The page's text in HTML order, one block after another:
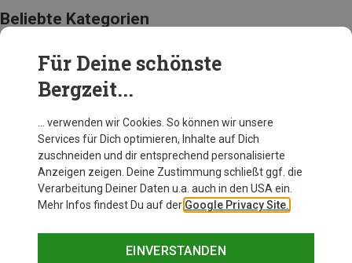
Beliebte Kategorien
BEKLEIDUNG
Für Deine schönste
Bergzeit...
… verwenden wir Cookies. So können wir unsere
Services für Dich optimieren, Inhalte auf Dich
zuschneiden und dir entsprechend personalisierte
Anzeigen zeigen. Deine Zustimmung schließt ggf. die
Verarbeitung Deiner Daten u.a. auch in den USA ein.
Mehr Infos findest Du auf der Google Privacy Site.
EINVERSTANDEN